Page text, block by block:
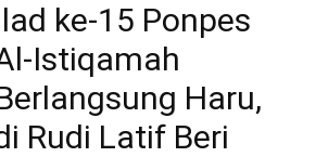
ke-15 Ponpes
Istiqamah
Haru,
Rudi Latif Beri